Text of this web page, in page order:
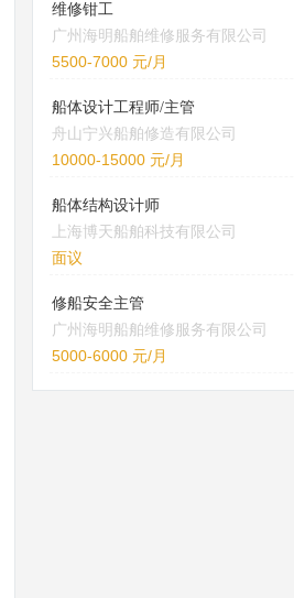
维修钳工
广州海明船舶维修服务有限公司
5500-7000 元/月
船体设计工程师/主管
舟山宁兴船舶修造有限公司
10000-15000 元/月
船体结构设计师
上海博天船舶科技有限公司
面议
修船安全主管
广州海明船舶维修服务有限公司
5000-6000 元/月